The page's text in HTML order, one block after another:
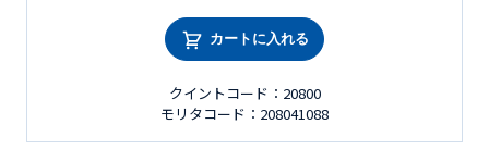
カートに入れる
クイントコード：20800
モリタコード：208041088